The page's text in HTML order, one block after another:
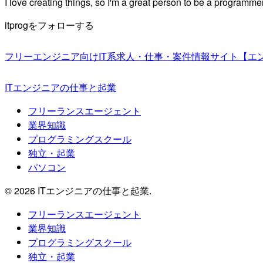
itprogをフォローする
フリーエンジニア向けIT系求人・仕事・案件情報サイト【エ
ITエンジニアの仕事と起業
フリーランスエージェント
業界知識
プログラミングスクール
独立・起業
パソコン
© 2026 ITエンジニアの仕事と起業.
フリーランスエージェント
業界知識
プログラミングスクール
独立・起業